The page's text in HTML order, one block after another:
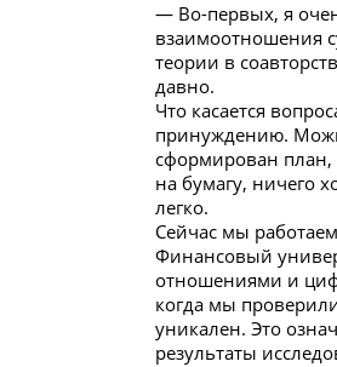
— Во-первых, я
взаимоотношения
теории в
давно.
Что касается
принуждению.
сформирован план,
на бумагу, ничего
легко.
Сейчас мы
Финансовый
отношениями и
когда мы
уникален. Это
результаты